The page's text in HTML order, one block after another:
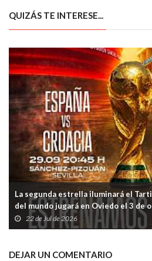
QUIZÁS TE INTERESE...
La segunda estrella iluminará el
del mundo jugará en Oviedo el 3 de
22 de Jul de 2026
DEJAR UN COMENTARIO